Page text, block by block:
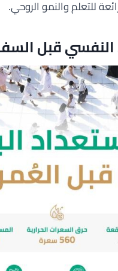
للتعلم والنمو الروحي.
النفسي قبل